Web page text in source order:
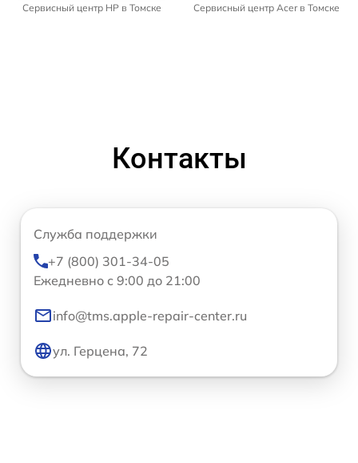
Сервисный центр HP в Томске Сервисный центр Acer в Томске
Контакты
Служба поддержки
+7 (800) 301-34-05
Ежедневно с 9:00 до 21:00
info@tms.apple-repair-center.ru
ул. Герцена, 72